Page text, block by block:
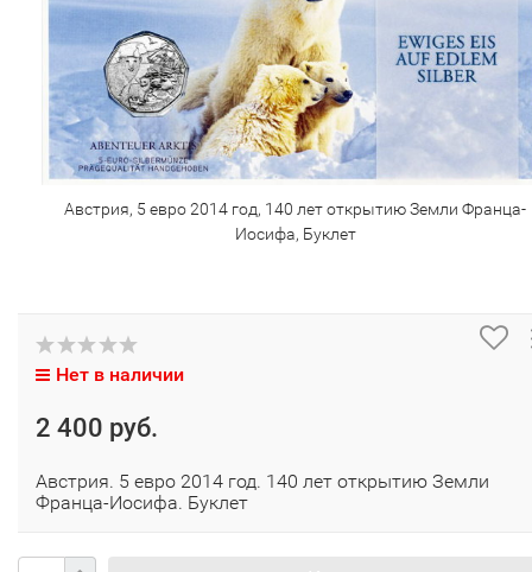
Австрия, 5 евро 2014 год, 140 лет открытию Земли Франца-
Иосифа, Буклет
Нет в наличии
2 400 руб.
Австрия. 5 евро 2014 год. 140 лет открытию Земли
Франца-Иосифа. Буклет